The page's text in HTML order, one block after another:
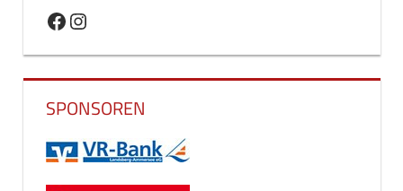
Facebook
Instagram
SPONSOREN